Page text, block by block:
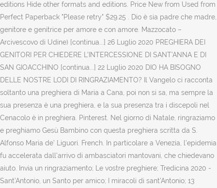
editions Hide other formats and editions. Price New from Used from
Perfect Paperback "Please retry" $29.25 . Dio è sia padre che madre,
genitore e genitrice per amore e con amore. Mazzocato –
Arcivescovo di Udine) [continua...] 26 Luglio 2020 PREGHIERA DEI
GENITORI PER CHIEDERE L’INTERCESSIONE DI SANT’ANNA E DI
SAN GIOACCHINO [continua...] 22 Luglio 2020 DIO HA BISOGNO
DELLE NOSTRE LODI DI RINGRAZIAMENTO? Il Vangelo ci racconta
soltanto una preghiera di Maria a Cana, poi non si sa, ma sempre la
sua presenza è una preghiera, e la sua presenza tra i discepoli nel
Cenacolo è in preghiera. Pinterest. Nel giorno di Natale, ringraziamo
e preghiamo Gesù Bambino con questa preghiera scritta da S.
Alfonso Maria de’ Liguori. French. In particolare a Venezia, l’epidemia
fu accelerata dall’arrivo di ambasciatori mantovani, che chiedevano
aiuto. Invia un ringraziamento; Le vostre preghiere; Tredicina 2020 -
Sant’Antonio, un Santo per amico; I miracoli di sant'Antonio; 13